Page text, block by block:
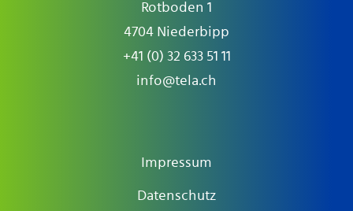
Rotboden 1
4704 Niederbipp
+41 (0) 32 633 51 11
info@tela.ch
Impressum
Datenschutz